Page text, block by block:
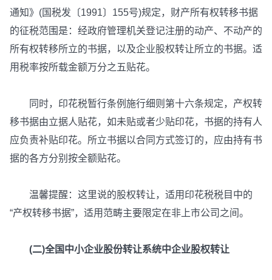
通知》(国税发〔1991〕155号)规定，财产所有权转移书据
的征税范围是：经政府管理机关登记注册的动产、不动产的
所有权转移所立的书据，以及企业股权转让所立的书据。适
用税率按所载金额万分之五贴花。
同时，印花税暂行条例施行细则第十六条规定，产权转
移书据由立据人贴花，如未贴或者少贴印花，书据的持有人
应负责补贴印花。所立书据以合同方式签订的，应由持有书
据的各方分别按全额贴花。
温馨提醒：这里说的股权转让，适用印花税税目中的
“产权转移书据”，适用范畴主要限定在非上市公司之间。
(二)全国中小企业股份转让系统中企业股权转让